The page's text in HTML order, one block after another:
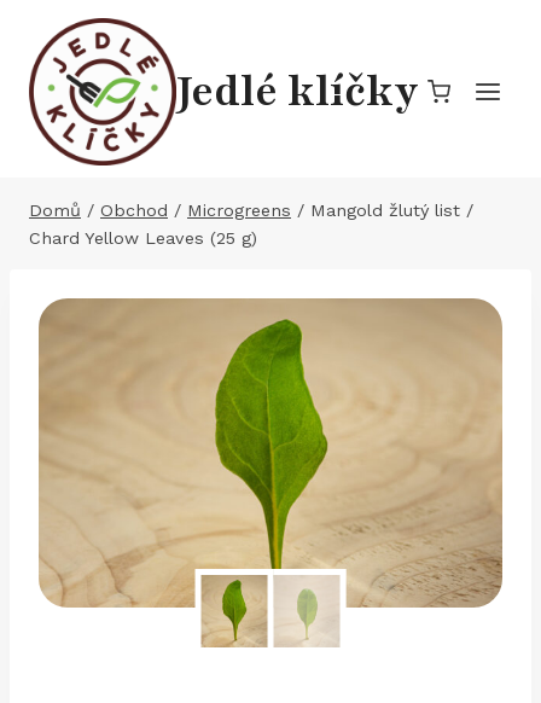
Přeskočit
obsah
Jedlé klíčky
Domů / Obchod / Microgreens / Mangold žlutý list /
Chard Yellow Leaves (25 g)